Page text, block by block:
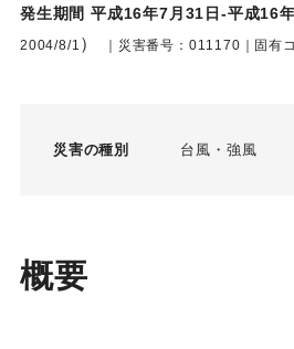
発生期間 平成16年7月31日-平成16
2004/8/1 ） ｜災害番号：011170｜固有
災害の種別 台風 強風
概要